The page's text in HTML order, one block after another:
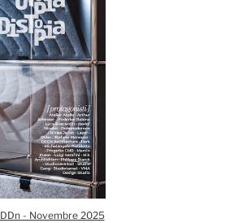
DDn - Novembre 2025